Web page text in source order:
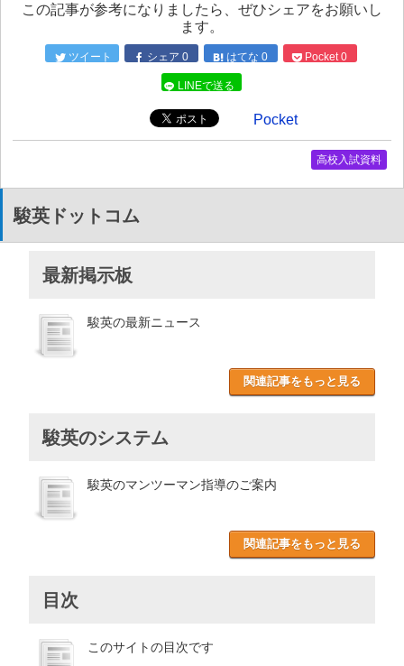
この記事が参考になりましたら、ぜひシェアをお願いし
ます。
ツイート シェア 0 はてな 0 Pocket 0
LINEで送る
Pocket
高校入試資料
駿英ドットコム
最新掲示板
駿英の最新ニュース
関連記事をもっと見る
駿英のシステム
駿英のマンツーマン指導のご案内
関連記事をもっと見る
目次
このサイトの目次です